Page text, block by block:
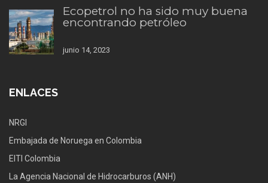
Ecopetrol no ha sido muy buena
encontrando petróleo
junio 14, 2023
ENLACES
NRGI
Embajada de Noruega en Colombia
EITI Colombia
La Agencia Nacional de Hidrocarburos (ANH)